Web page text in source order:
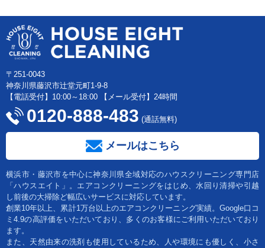
〒251-0043
神奈川県藤沢市辻堂元町1-9-8
【電話受付】10:00～18:00 【メール受付】24時間
0120-888-483 (通話無料)
メールはこちら
横浜市・藤沢市を中心に神奈川県全域対応のハウスクリーニング専門店
「ハウスエイト」。エアコンクリーニングをはじめ、水回り清掃や引越
し前後の大掃除ど幅広いサービスに対応しています。
創業10年以上、累計1万台以上のエアコンクリーニング実績。Google口コ
ミ4.9の高評価をいただいており、多くのお客様にご利用いただいており
ます。
また、天然由来の洗剤も使用しているため、人や環境にも優しく、小さ